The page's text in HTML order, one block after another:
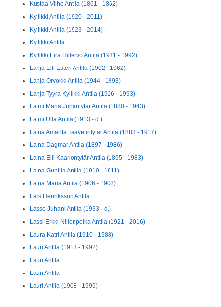
Kustaa Vilho Antila (1861 - 1862)
Kyllikki Antila (1920 - 2011)
Kyllikki Antila (1923 - 2014)
Kyllikki Antila
Kyllikki Eira Hillervo Antila (1931 - 1992)
Lahja Elli Esteri Antila (1902 - 1962)
Lahja Orvokki Antila (1944 - 1993)
Lahja Tyyra Kyllikki Antila (1926 - 1993)
Laimi Maria Juhantytär Antila (1880 - 1943)
Laimi Ulla Antila (1913 - d.)
Laina Amanta Taavetintytär Antila (1883 - 1917)
Laina Dagmar Antila (1897 - 1986)
Laina Elli Kaarlontytär Antila (1895 - 1983)
Laina Gunilla Antila (1910 - 1911)
Laina Maria Antila (1906 - 1908)
Lars Henriksson Antila
Lasse Juhani Antila (1933 - d.)
Lassi Erkki Niilonpoika Antila (1921 - 2016)
Laura Katri Antila (1910 - 1988)
Lauri Antila (1913 - 1992)
Lauri Antila
Lauri Antila
Lauri Antila (1908 - 1995)